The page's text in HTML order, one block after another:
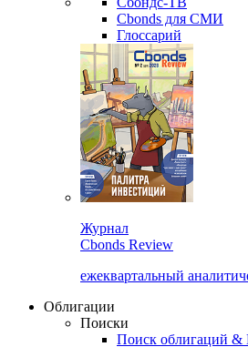
Новости & Research Hub
Новости рынка
Research Hub
Сбондс-ТВ
Cbonds для СМИ
Глоссарий
Cbonds Review
ежеквартальный